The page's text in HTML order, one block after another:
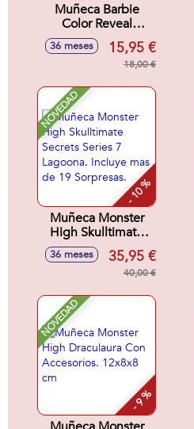
Muñeca Barbie
Color Reveal
Sirenas 32x8x8 cm
36 meses 15,95 €
18,00 €
NOVEDAD
- 10 %
Muñeca Monster
High Skulltimate
Secrets Series 7
Lagoona. Incluye
mas de 19
36 meses 35,95 €
40,00 €
NOVEDAD
- 9 %